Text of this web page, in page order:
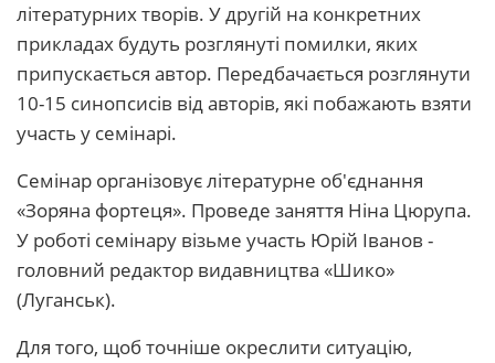
літературних творів. У другій на конкретних
прикладах будуть розглянуті помилки, яких
припускається автор. Передбачається розглянути
10-15 синопсисів від авторів, які побажають взяти
участь у семінарі.
Семінар організовує літературне об'єднання
«Зоряна фортеця». Проведе заняття Ніна Цюрупа.
У роботі семінару візьме участь Юрій Іванов -
головний редактор видавництва «Шико»
(Луганськ).
Для того, щоб точніше окреслити ситуацію,